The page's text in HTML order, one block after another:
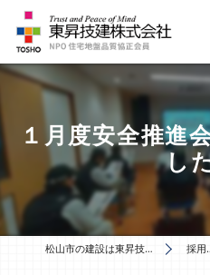
１月度安全推進
し
松山市の建設は東昇技建株式会社 採用ブログ